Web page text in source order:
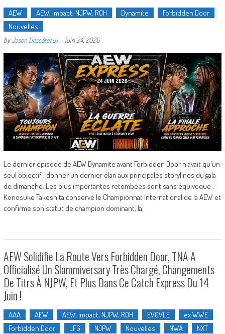
AEW AEW, Impact, NJPW, ROH Dynamite
Forbidden Door
Nouvelles
byJason Descôteaux- juin 24, 2026
Le dernier épisode de AEW Dynamite avant Forbidden Door n'avait qu'un
seul objectif : donner un dernier élan aux principales storylines du gala
de dimanche. Les plus importantes retombées sont sans équivoque :
Konosuke Takeshita conserve le Championnat International de la AEW et
confirme son statut de champion dominant, la
AEW Solidifie La Route Vers Forbidden Door, TNA A
Officialisé Un Slammiversary Très Chargé, Changements
De Titrs À NJPW, Et Plus Dans Ce Catch Express Du 14
Juin !
AAA AEW AEW, Impact, NJPW, ROH EVOVLE
ex WWE
Forbidden Door
LFG NJPW Nouvelles NWA
NXT